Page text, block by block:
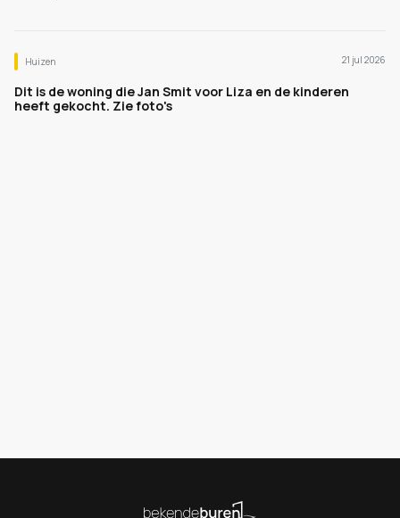
Huizen 21 jul 2026
Dit is de woning die Jan Smit voor Liza en de kinderen
heeft gekocht. Zie foto's